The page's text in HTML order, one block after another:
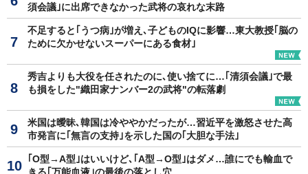
須会議｣に出席できなかった武将の哀れな末路
不足すると｢うつ病｣が増え､子どものIQに影響…東大教授｢脳の
ために欠かせないスーパーにある食材｣
秀吉よりも大役を任されたのに､使い捨てに…｢清須会議｣で最
も損をした"織田家ナンバー2の武将"の転落劇
米国は曖昧､韓国は冷ややかだったが…習近平を激怒させた高
市発言に｢無言の支持｣を示した国の｢大胆な手法｣
｢O型→A型｣はいいけど､｢A型→O型｣はダメ…誰にでも輸血で
きる｢万能血液｣の最後の落とし穴